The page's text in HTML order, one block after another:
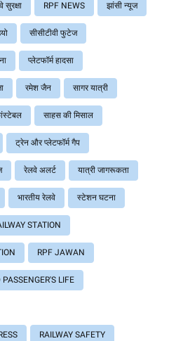
सुरक्षा RPF NEWS झांसी न्यूज
सीसीटीवी फुटेज
प्लेटफॉर्म हादसा
रमेश जैन सागर यात्री
साहस की मिसाल
ट्रेन और प्लेटफॉर्म गैप
रेलवे अलर्ट यात्री जागरूकता
भारतीय रेलवे स्टेशन घटना
STATION
RPF JAWAN
PASSENGER'S LIFE
RAILWAY SAFETY